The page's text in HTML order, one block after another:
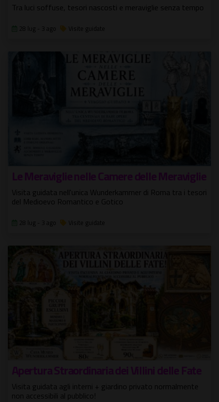
Tra luci soffuse, tesori nascosti e meraviglie senza tempo
28 lug - 3 ago Visite guidate
Le Meraviglie nelle Camere delle Meraviglie
Visita guidata nell'unica Wunderkammer di Roma tra i tesori
del Medioevo Romantico e Gotico
28 lug - 3 ago Visite guidate
Apertura Straordinaria dei Villini delle Fate
Visita guidata agli interni + giardino privato normalmente
non accessibili al pubblico!